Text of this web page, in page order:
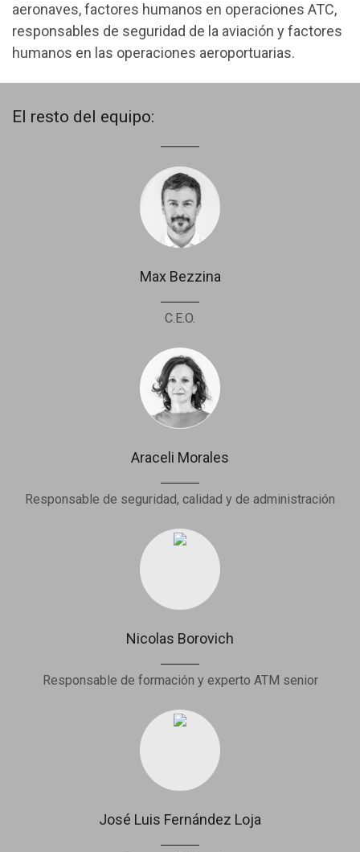
aeronaves, factores humanos en operaciones ATC,
responsables de seguridad de la aviación y factores
humanos en las operaciones aeroportuarias.
El resto del equipo:
Max Bezzina
C.E.O.
Araceli Morales
Responsable de seguridad, calidad y de administración
Nicolas Borovich
Responsable de formación y experto ATM senior
José Luis Fernández Loja